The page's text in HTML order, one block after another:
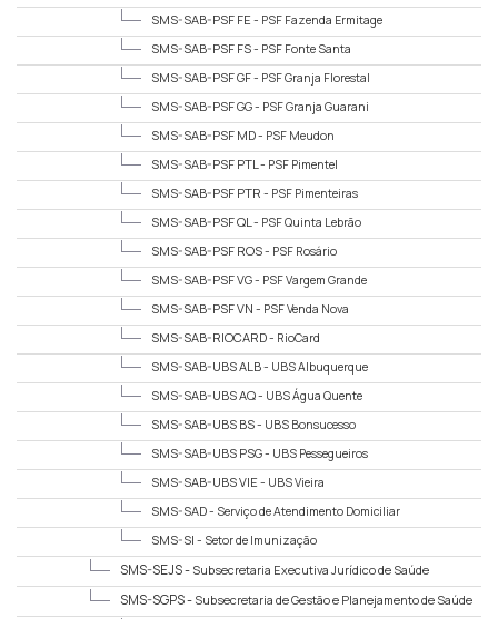
SMS-SAB-PSF FE - PSF Fazenda Ermitage
SMS-SAB-PSF FS - PSF Fonte Santa
SMS-SAB-PSF GF - PSF Granja Florestal
SMS-SAB-PSF GG - PSF Granja Guarani
SMS-SAB-PSF MD - PSF Meudon
SMS-SAB-PSF PTL - PSF Pimentel
SMS-SAB-PSF PTR - PSF Pimenteiras
SMS-SAB-PSF QL - PSF Quinta Lebrão
SMS-SAB-PSF ROS - PSF Rosário
SMS-SAB-PSF VG - PSF Vargem Grande
SMS-SAB-PSF VN - PSF Venda Nova
SMS-SAB-RIOCARD - RioCard
SMS-SAB-UBS ALB - UBS Albuquerque
SMS-SAB-UBS AQ - UBS Água Quente
SMS-SAB-UBS BS - UBS Bonsucesso
SMS-SAB-UBS PSG - UBS Pessegueiros
SMS-SAB-UBS VIE - UBS Vieira
SMS-SAD - Serviço de Atendimento Domiciliar
SMS-SI - Setor de Imunização
SMS-SEJS - Subsecretaria Executiva Jurídico de Saúde
SMS-SGPS - Subsecretaria de Gestão e Planejamento de Saúde